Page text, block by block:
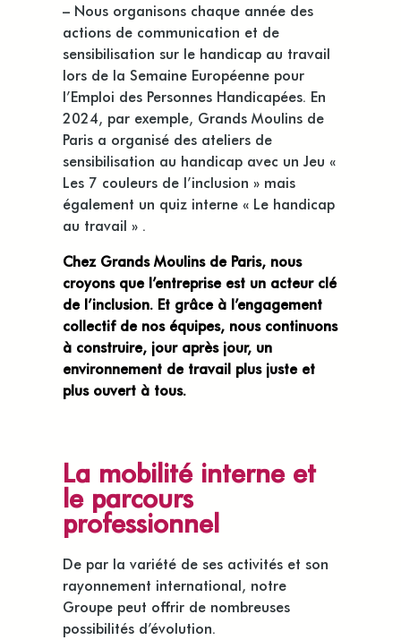
– Nous organisons chaque année des
actions de communication et de
sensibilisation sur le handicap au travail
lors de la Semaine Européenne pour
l’Emploi des Personnes Handicapées. En
2024, par exemple, Grands Moulins de
Paris a organisé des ateliers de
sensibilisation au handicap avec un Jeu «
Les 7 couleurs de l’inclusion » mais
également un quiz interne « Le handicap
au travail » .
Chez Grands Moulins de Paris, nous
croyons que l’entreprise est un acteur clé
de l’inclusion. Et grâce à l’engagement
collectif de nos équipes, nous continuons
à construire, jour après jour, un
environnement de travail plus juste et
plus ouvert à tous.
La mobilité interne et
le parcours
professionnel
De par la variété de ses activités et son
rayonnement international, notre
Groupe peut offrir de nombreuses
possibilités d’évolution.